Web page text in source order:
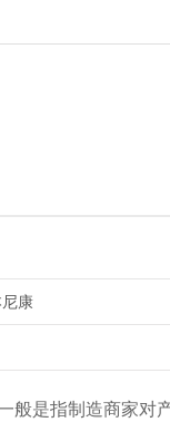
康
般是指制造商家对